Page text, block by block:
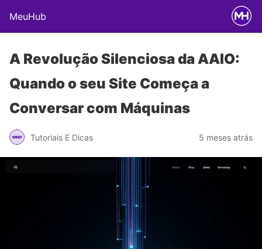
MeuHub
A Revolução Silenciosa da AAIO:
Quando o seu Site Começa a
Conversar com Máquinas
Tutoriais E Dicas 5 meses atrás